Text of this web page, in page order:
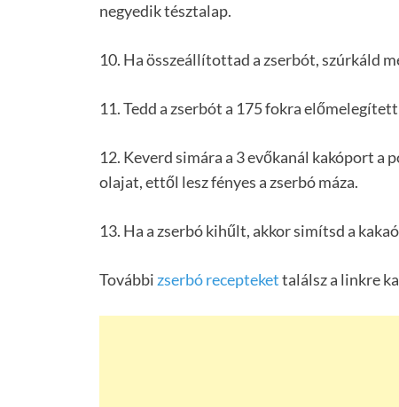
negyedik tésztalap.
10. Ha összeállítottad a zserbót, szúrkáld
11. Tedd a zserbót a 175 fokra
12. Keverd simára a 3 evőkanál kakóport a
olajat, ettől lesz fényes a zserbó máza.
13. Ha a zserbó kihűlt, akkor simítsd a
További zserbó receptekettalálsz a linkre